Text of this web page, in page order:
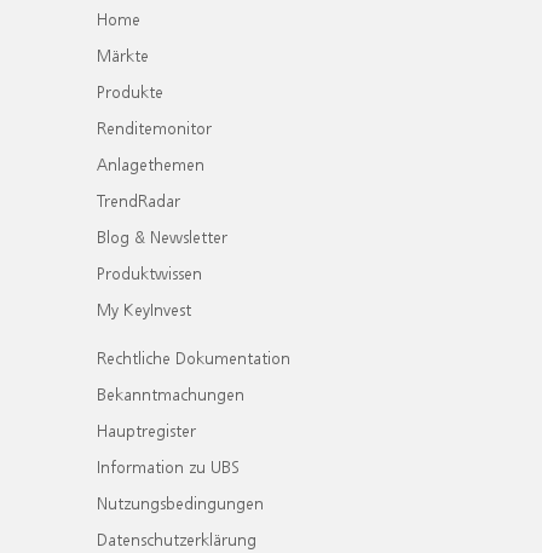
Home
Märkte
Produkte
Renditemonitor
Anlagethemen
TrendRadar
Blog & Newsletter
Produktwissen
My KeyInvest
Rechtliche Dokumentation
Bekanntmachungen
Hauptregister
Information zu UBS
Nutzungsbedingungen
Datenschutzerklärung